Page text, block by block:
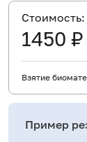
Cтоимость:
1450 ₽
Взятие
Пример